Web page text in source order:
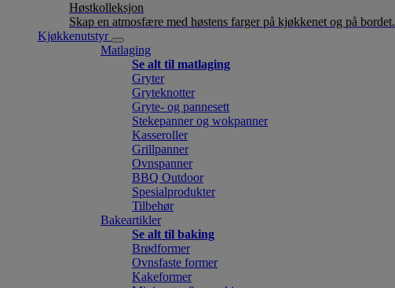
Høstkolleksjon
Skap en atmosfære med høstens farger på kjøkkenet og på bordet.
Kjøkkenutstyr
Matlaging
Se alt til matlaging
Gryter
Gryteknotter
Gryte- og pannesett
Stekepanner og wokpanner
Kasseroller
Grillpanner
Ovnspanner
BBQ Outdoor
Spesialprodukter
Tilbehør
Bakeartikler
Se alt til baking
Brødformer
Ovnsfaste former
Kakeformer